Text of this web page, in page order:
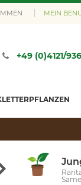
MEIN
+49 (0)4121/